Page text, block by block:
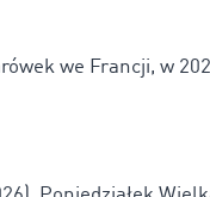
we Francji, w